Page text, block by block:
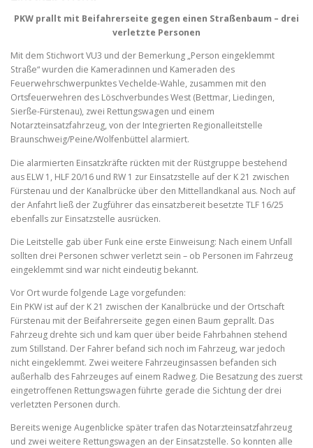
PKW prallt mit Beifahrerseite gegen einen Straßenbaum – drei
verletzte Personen
Mit dem Stichwort VU3 und der Bemerkung „Person eingeklemmt
Straße“ wurden die Kameradinnen und Kameraden des
Feuerwehrschwerpunktes Vechelde-Wahle, zusammen mit den
Ortsfeuerwehren des Löschverbundes West (Bettmar, Liedingen,
Sierße-Fürstenau), zwei Rettungswagen und einem
Notarzteinsatzfahrzeug, von der Integrierten Regionalleitstelle
Braunschweig/Peine/Wolfenbüttel alarmiert.
Die alarmierten Einsatzkräfte rückten mit der Rüstgruppe bestehend
aus ELW 1, HLF 20/16 und RW 1 zur Einsatzstelle auf der K 21 zwischen
Fürstenau und der Kanalbrücke über den Mittellandkanal aus. Noch auf
der Anfahrt ließ der Zugführer das einsatzbereit besetzte TLF 16/25
ebenfalls zur Einsatzstelle ausrücken.
Die Leitstelle gab über Funk eine erste Einweisung: Nach einem Unfall
sollten drei Personen schwer verletzt sein – ob Personen im Fahrzeug
eingeklemmt sind war nicht eindeutig bekannt.
Vor Ort wurde folgende Lage vorgefunden:
Ein PKW ist auf der K 21 zwischen der Kanalbrücke und der Ortschaft
Fürstenau mit der Beifahrerseite gegen einen Baum geprallt. Das
Fahrzeug drehte sich und kam quer über beide Fahrbahnen stehend
zum Stillstand. Der Fahrer befand sich noch im Fahrzeug, war jedoch
nicht eingeklemmt. Zwei weitere Fahrzeuginsassen befanden sich
außerhalb des Fahrzeuges auf einem Radweg. Die Besatzung des zuerst
eingetroffenen Rettungswagen führte gerade die Sichtung der drei
verletzten Personen durch.
Bereits wenige Augenblicke später trafen das Notarzteinsatzfahrzeug
und zwei weitere Rettungswagen an der Einsatzstelle. So konnten alle